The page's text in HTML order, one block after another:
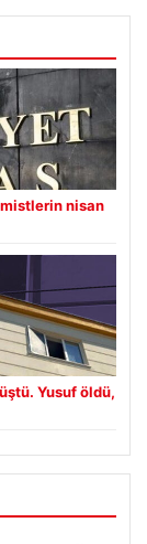
nisan
Yusuf öldü,